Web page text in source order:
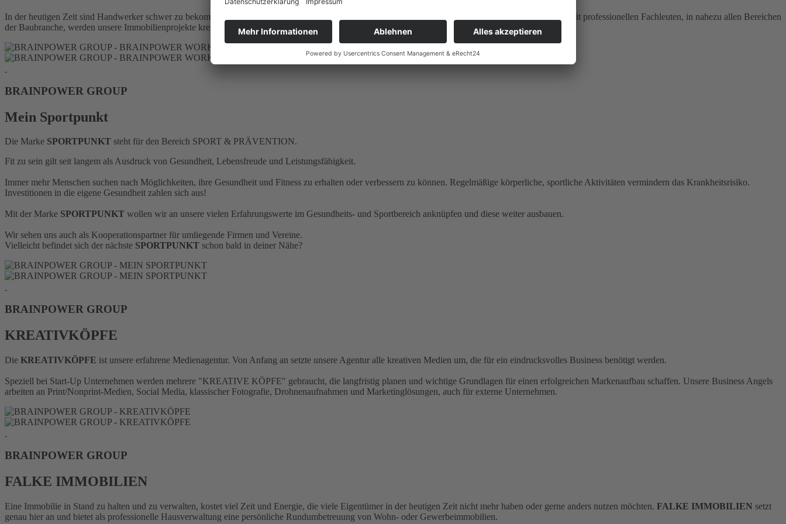
In der heutigen Zeit sind Handwerker schwer zu bekommen, doch mit unserer Baufirma
wirken wir dem Mangel entgegen. Mit professionellen Fachleuten, in nahezu allen Bereichen
der Baubranche, werden unsere Immobilienprojekte kreativ gestaltet und reibungslos realisiert.
BRAINPOWER GROUP
Mein Sportpunkt
Die Marke SPORTPUNKT steht für den Bereich SPORT & PRÄVENTION.
Fit zu sein gilt seit langem als Ausdruck von Gesundheit, Lebensfreude und Leistungsfähigkeit.
Immer mehr Menschen suchen nach Möglichkeiten, ihre Gesundheit und Fitness zu erhalten oder verbessern zu können. Regelmäßige körperliche, sportliche Aktivitäten vermindern das Krankheitsrisiko.
Investitionen in die eigene Gesundheit zahlen sich aus!
Mit der Marke SPORTPUNKT wollen wir an unsere vielen Erfahrungswerte im Gesundheits- und Sportbereich anknüpfen und diese weiter ausbauen.
Wir sehen uns auch als Kooperationspartner für umliegende Firmen und Vereine.
Vielleicht befindet sich der nächste SPORTPUNKT schon bald in deiner Nähe?
BRAINPOWER GROUP
KREATIVKÖPFE
Die KREATIVKÖPFE ist unsere erfahrene Medienagentur. Von Anfang an setzte unsere Agentur alle kreativen Medien um, die für ein eindrucksvolles Business benötigt werden.
Speziell bei Start-Up Unternehmen werden mehrere "KREATIVE KÖPFE" gebraucht, die langfristig planen und wichtige Grundlagen für einen erfolgreichen Markenaufbau schaffen. Unsere Business Angels
arbeiten an Print/Nonprint-Medien, Social Media, klassischer Fotografie, Drohnenaufnahmen und Marketinglösungen, auch für externe Unternehmen.
BRAINPOWER GROUP
FALKE IMMOBILIEN
Eine Immobilie in Stand zu halten und zu verwalten, kostet viel Zeit und Energie, die viele Eigentümer in der heutigen Zeit nicht mehr haben oder gerne anders nutzen möchten. FALKE IMMOBILIEN setzt
genau hier an und bietet als professionelle Hausverwaltung eine persönliche Rundumbetreuung von Wohn- oder Gewerbeimmobilien.